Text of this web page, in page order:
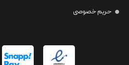
حریم خصوصی